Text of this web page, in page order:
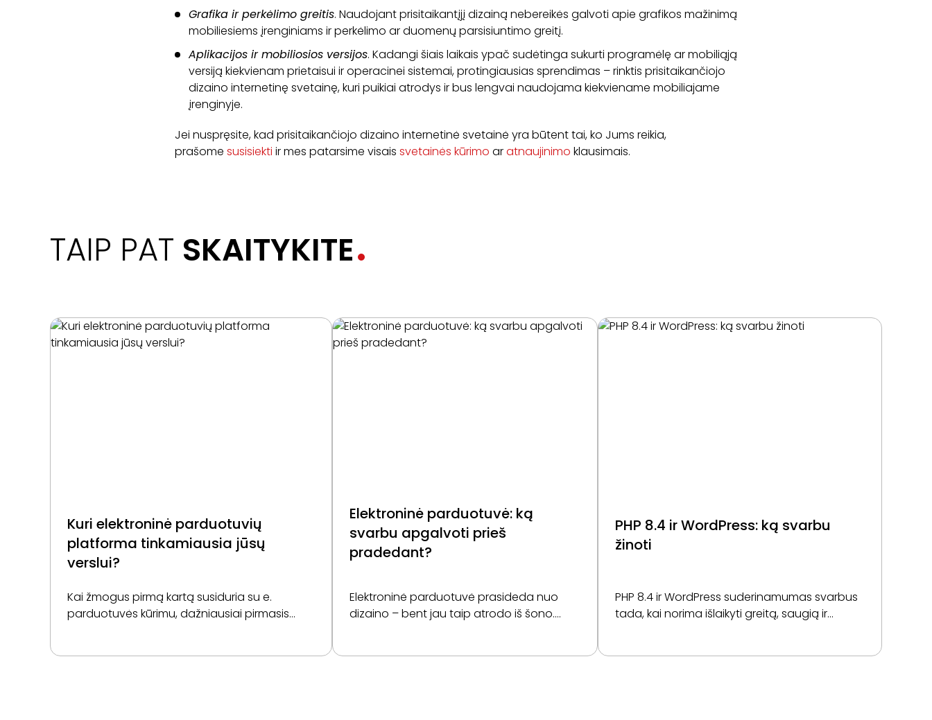
Grafika ir perkėlimo greitis. Naudojant prisitaikantįjį dizainą nebereikės galvoti apie grafikos mažinimą
mobiliesiems įrenginiams ir perkėlimo ar duomenų parsisiuntimo greitį.
Aplikacijos ir mobiliosios versijos. Kadangi šiais laikais ypač sudėtinga sukurti programėlę ar mobiliąją
versiją kiekvienam prietaisui ir operacinei sistemai, protingiausias sprendimas – rinktis prisitaikančiojo
dizaino internetinę svetainę, kuri puikiai atrodys ir bus lengvai naudojama kiekviename mobiliajame
įrenginyje.
Jei nuspręsite, kad prisitaikančiojo dizaino internetinė svetainė yra būtent tai, ko Jums reikia,
prašome susisiekti ir mes patarsime visais svetainės kūrimo aratnaujinimo klausimais.
TAIP PAT SKAITYKITE
Kuri elektroninė parduotuvių
platforma tinkamiausia jūsų
verslui?
Kai žmogus pirmą kartą susiduria su e.
parduotuvės kūrimu, dažniausiai pirmasis
Elektroninė parduotuvė: ką
svarbu apgalvoti prieš
pradedant?
Elektroninė parduotuvė prasideda nuo
dizaino – bent jau taip atrodo iš šono.
PHP 8.4 ir WordPress: ką svarbu
žinoti
PHP 8.4 ir WordPress suderinamumas svarbus
tada, kai norima išlaikyti greitą, saugią ir